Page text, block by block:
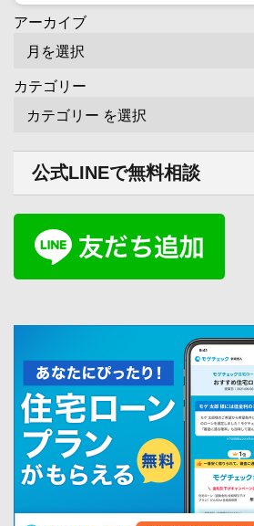
アーカイブ
カテゴリー
公式LINEで無料相談